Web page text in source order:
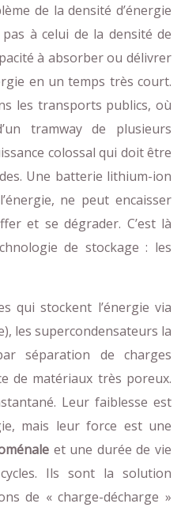
de la densité d’énergie
à celui de la densité de
à absorber ou délivrer
en un temps très court.
les transports publics, où
tramway de plusieurs
colossal qui doit être
Une batterie lithium-ion
ne peut encaisser
et se dégrader. C’est là
de stockage : les
qui stockent l’énergie via
les supercondensateurs la
séparation de charges
de matériaux très poreux.
Leur faiblesse est
mais leur force est une
et une durée de vie
Ils sont la solution
de « charge-décharge »